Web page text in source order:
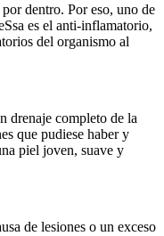
dentro. Por eso, uno de
es el anti-inflamatorio,
del organismo al
drenaje completo de la
que pudiese haber y
piel joven, suave y
de lesiones o un exceso